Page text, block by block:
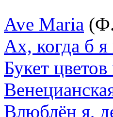
Ave Maria
Ах, когда б
Букет
Влюблён я,